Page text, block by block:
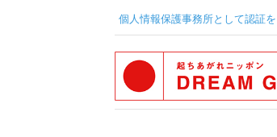
個人情報保護事務所として認証